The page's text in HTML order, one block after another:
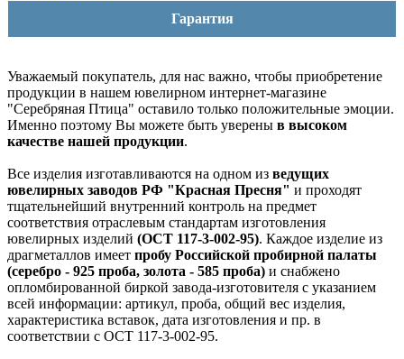
Гарантия
Уважаемый покупатель, для нас важно, чтобы приобретение
продукции в нашем ювелирном интернет-магазине
"Серебряная Птица" оставило только положительные эмоции.
Именно поэтому Вы можете быть уверены в высоком
качестве нашей продукции.
Все изделия изготавливаются на одном из ведущих
ювелирных заводов РФ "Красная Пресня" и проходят
тщательнейший внутренний контроль на предмет
соответствия отраслевым стандартам изготовления
ювелирных изделий (ОСТ 117-3-002-95). Каждое изделие из
драгметаллов имеет пробу Российской пробирной палаты
(серебро - 925 проба, золота - 585 проба) и снабжено
опломбированной биркой завода-изготовителя с указанием
всей информации: артикул, проба, общий вес изделия,
характеристика вставок, дата изготовления и пр. в
соответствии с ОСТ 117-3-002-95.